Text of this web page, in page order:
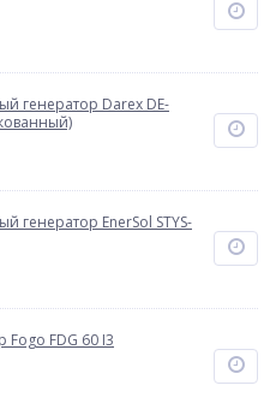
генератор Darex DE-
генератор EnerSol STYS-
FDG 60 I3